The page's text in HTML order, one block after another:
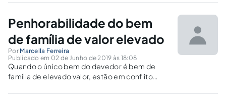
combatida.
Penhorabilidade do bem
de família de valor elevado
Por Marcella Ferreira
Publicado em 02 de Junho de 2019 às 18:08
Quando o único bem do devedor é bem de
família de elevado valor, estão em conflito
exequente, que devem ser sopesados por